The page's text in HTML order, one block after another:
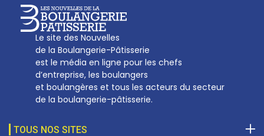
Le site des Nouvelles
de la Boulangerie-Pâtisserie
est le média en ligne pour les chefs
d’entreprise, les boulangers
et boulangères et tous les acteurs du secteur
de la boulangerie-pâtisserie.
TOUS NOS SITES